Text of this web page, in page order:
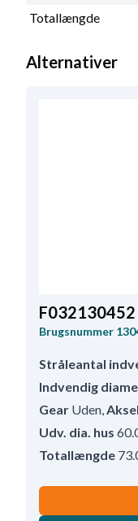
Totallængde
Alternativer
Brugsnummer
Stråleantal
Indvendig
Gear Uden
Udv. dia. hus
Totallængde